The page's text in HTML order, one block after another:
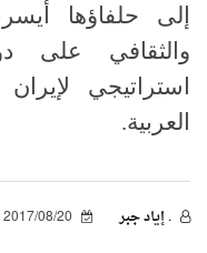
إلى حلفاؤها
والثقافي على
استراتيجي
العربية.
. إياد جبر